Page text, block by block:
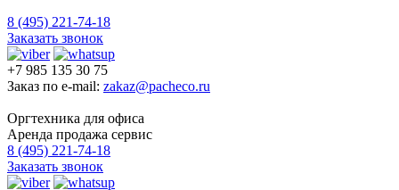
8 (495) 221-74-18
Заказать звонок
+7 985 135 30 75
Заказ по e-mail: zakaz@pacheco.ru
Оргтехника для офиса
Аренда продажа сервис
8 (495) 221-74-18
Заказать звонок